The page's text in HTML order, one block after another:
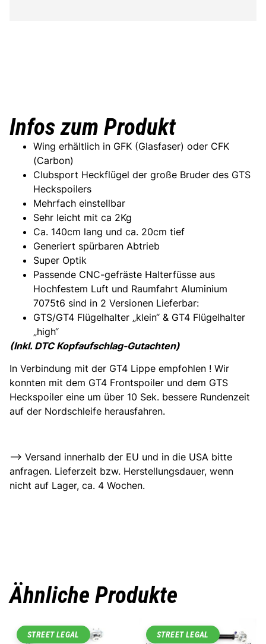
Infos zum Produkt
Wing erhältlich in GFK (Glasfaser) oder CFK
(Carbon)
Clubsport Heckflügel der große Bruder des GTS
Heckspoilers
Mehrfach einstellbar
Sehr leicht mit ca 2Kg
Ca. 140cm lang und ca. 20cm tief
Generiert spürbaren Abtrieb
Super Optik
Passende CNC-gefräste Halterfüsse aus
Hochfestem Luft und Raumfahrt Aluminium
7075t6 sind in 2 Versionen Lieferbar:
GTS/GT4 Flügelhalter „klein“ & GT4 Flügelhalter
„high“
(Inkl. DTC Kopfaufschlag-Gutachten)
In Verbindung mit der GT4 Lippe empfohlen ! Wir
konnten mit dem GT4 Frontspoiler und dem GTS
Heckspoiler eine um über 10 Sek. bessere Rundenzeit
auf der Nordschleife herausfahren.
–> Versand innerhalb der EU und in die USA bitte
anfragen. Lieferzeit bzw. Herstellungsdauer, wenn
nicht auf Lager, ca. 4 Wochen.
Ähnliche Produkte
STREET LEGAL STREET LEGAL